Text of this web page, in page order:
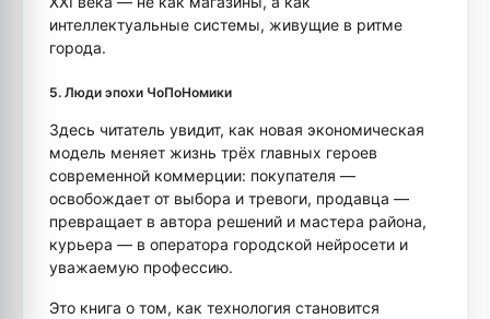
интеллектуальные системы, живущие в ритме
города.
5. Люди эпохи ЧоПоНомики
Здесь читатель увидит, как новая экономическая
модель меняет жизнь трёх главных героев
современной коммерции: покупателя —
освобождает от выбора и тревоги, продавца —
превращает в автора решений и мастера района,
курьера — в оператора городской нейросети и
уважаемую профессию.
Это книга о том, как технология становится